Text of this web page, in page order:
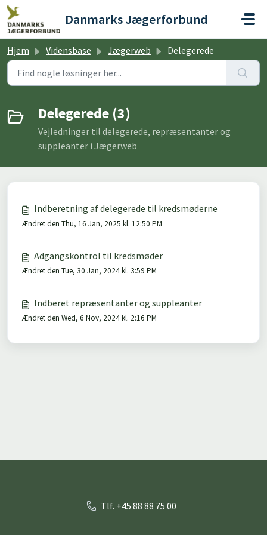
Gå til hovedindhold
Danmarks Jægerforbund
Hjem Vidensbase Jægerweb Delegerede
Delegerede (3)
Vejledninger til delegerede, repræsentanter og
suppleanter i Jægerweb
Indberetning af delegerede til kredsmøderne
Ændret den Thu, 16 Jan, 2025 kl. 12:50 PM
Adgangskontrol til kredsmøder
Ændret den Tue, 30 Jan, 2024 kl. 3:59 PM
Indberet repræsentanter og suppleanter
Ændret den Wed, 6 Nov, 2024 kl. 2:16 PM
Tlf. +45 88 88 75 00